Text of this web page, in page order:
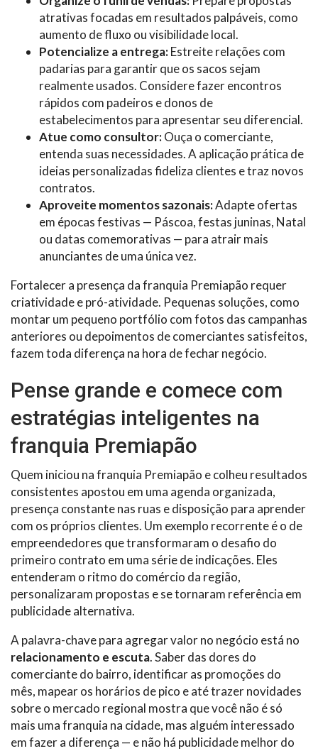
atrativas focadas em resultados palpáveis, como
aumento de fluxo ou visibilidade local.
Potencialize a entrega:Estreite relações com
padarias para garantir que os sacos sejam
realmente usados. Considere fazer encontros
rápidos com padeiros e donos de
estabelecimentos para apresentar seu diferencial.
Atue como consultor:Ouça o comerciante,
entenda suas necessidades. A aplicação prática de
ideias personalizadas fideliza clientes e traz novos
contratos.
Aproveite momentos sazonais:Adapte ofertas
em épocas festivas — Páscoa, festas juninas, Natal
ou datas comemorativas — para atrair mais
anunciantes de uma única vez.
Fortalecer a presença da franquia Premiapão requer
criatividade e pró-atividade. Pequenas soluções, como
montar um pequeno portfólio com fotos das campanhas
anteriores ou depoimentos de comerciantes satisfeitos,
fazem toda diferença na hora de fechar negócio.
Pense grande e comece com
estratégias inteligentes na
franquia Premiapão
Quem iniciou na franquia Premiapão e colheu resultados
consistentes apostou em uma agenda organizada,
presença constante nas ruas e disposição para aprender
com os próprios clientes. Um exemplo recorrente é o de
empreendedores que transformaram o desafio do
primeiro contrato em uma série de indicações. Eles
entenderam o ritmo do comércio da região,
personalizaram propostas e se tornaram referência em
publicidade alternativa.
A palavra-chave para agregar valor no negócio está no
relacionamento e escuta. Saber das dores do
comerciante do bairro, identificar as promoções do
mês, mapear os horários de pico e até trazer novidades
sobre o mercado regional mostra que você não é só
mais uma franquia na cidade, mas alguém interessado
em fazer a diferença — e não há publicidade melhor do